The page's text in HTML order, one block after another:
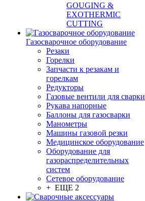
GOUGING &
EXOTHERMIC
CUTTING
Газосварочное оборудование
Резаки
Горелки
Запчасти к резакам и
горелкам
Редукторы
Газовые вентили для сварки
Рукава напорные
Баллоны для газосварки
Манометры
Машины газовой резки
Медицинское оборудование
Оборудование для
газораспределительных
систем
Сетевое оборудование
+ ЕЩЕ 2